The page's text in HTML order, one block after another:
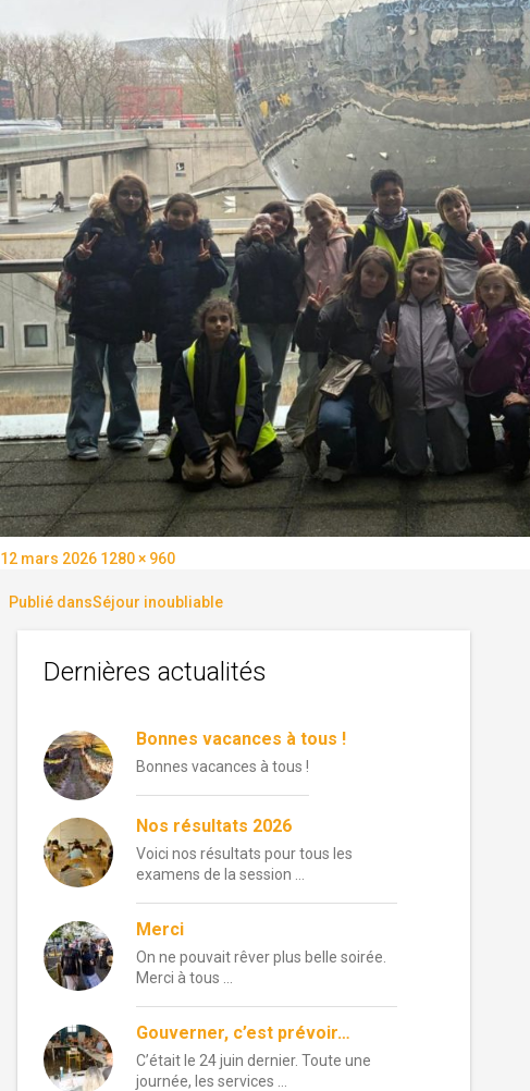
Publié
12 mars 2026 Taille
1280 × 960
Navigation
de
l’article
Publié dansSéjour inoubliable
Dernières actualités
Bonnes vacances à tous !
Bonnes vacances à tous !
Nos résultats 2026
Voici nos résultats pour tous les
examens de la session …
Merci
On ne pouvait rêver plus belle soirée.
Merci à tous …
Gouverner, c’est prévoir…
C’était le 24 juin dernier. Toute une
journée, les services …